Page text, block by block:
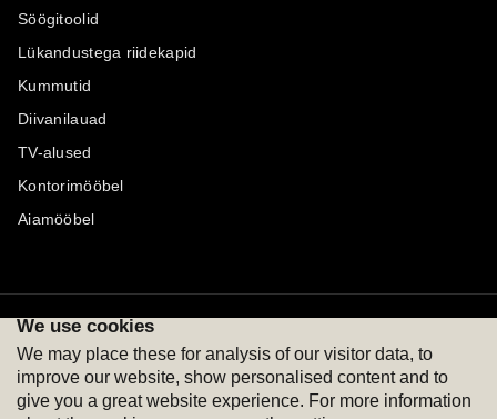
Söögitoolid
Lükandustega riidekapid
Kummutid
Diivanilauad
TV-alused
Kontorimööbel
Aiamööbel
Maksevõimalused
We use cookies
We may place these for analysis of our visitor data, to
improve our website, show personalised content and to
give you a great website experience. For more information